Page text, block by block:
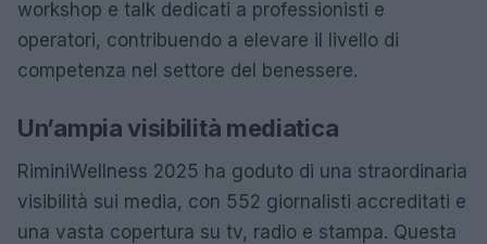
workshop e talk dedicati a professionisti e
operatori, contribuendo a elevare il livello di
competenza nel settore del benessere.
Un’ampia visibilità mediatica
RiminiWellness 2025 ha goduto di una straordinaria
visibilità sui media, con 552 giornalisti accreditati e
una vasta copertura su tv, radio e stampa. Questa